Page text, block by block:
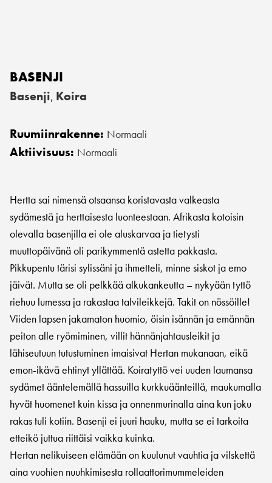
BASENJI
Basenji, Koira
Ruumiinrakenne: Normaali
Aktiivisuus: Normaali
Hertta sai nimensä otsaansa koristavasta valkeasta
sydämestä ja herttaisesta luonteestaan. Afrikasta kotoisin
olevalla basenjilla ei ole aluskarvaa ja tietysti
muuttopäivänä oli parikymmentä astetta pakkasta.
Pikkupentu tärisi sylissäni ja ihmetteli, minne siskot ja emo
jäivät. Mutta se oli pelkkää alkukankeutta – nykyään tyttö
riehuu lumessa ja rakastaa talvileikkejä. Takit on nössöille!
Viiden lapsen jakamaton huomio, öisin isännän ja emännän
peiton alle ryömiminen, villit hännänjahtausleikit ja
lähiseutuun tutustuminen imaisivat Hertan mukanaan, eikä
emon-ikävä ehtinyt yllättää. Koiratyttö vei uuden laumansa
sydämet ääntelemällä hassuilla kurkkuäänteillä, maukumalla
hyvät huomenet kuin kissa ja onnenmurinalla aina kun joku
rakas tuli kotiin. Basenji ei juuri hauku, mutta se ei tarkoita
etteikö juttua riittäisi vaikka kuinka.
Hertan nelikuiseen elämään on kuulunut vauhtia ja vilskettä
aina vuohien nuuhkimisesta rollaattorimummeleiden